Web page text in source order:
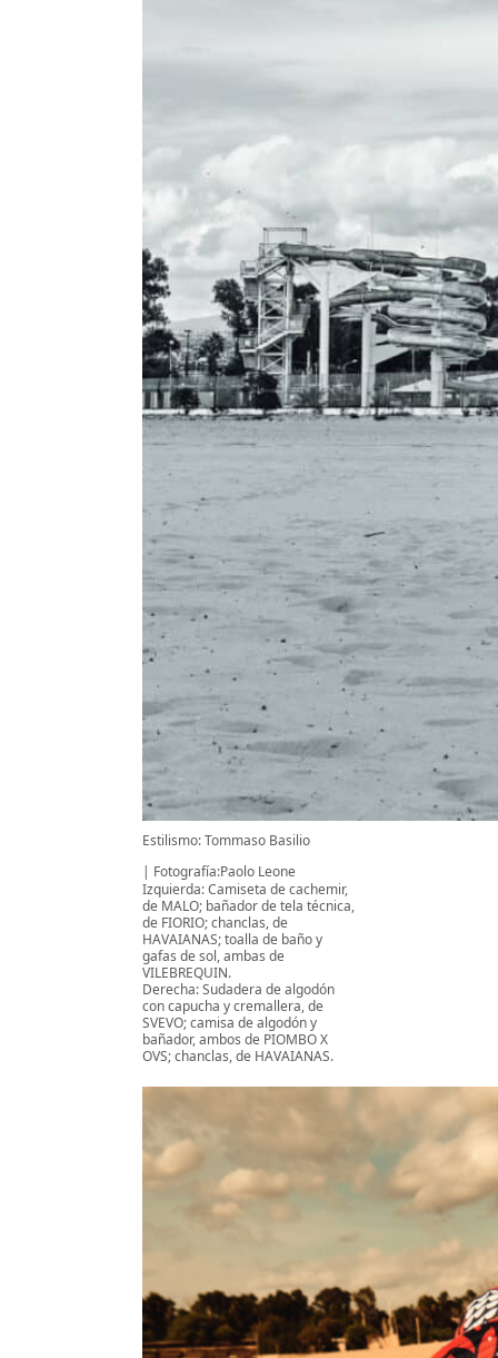
Estilismo: Tommaso Basilio
Fotografía:Paolo Leone
Izquierda: Camiseta de cachemir,
de MALO; bañador de tela técnica,
de FIORIO; chanclas, de
HAVAIANAS; toalla de baño y
gafas de sol, ambas de
VILEBREQUIN.
Derecha: Sudadera de algodón
con capucha y cremallera, de
SVEVO; camisa de algodón y
bañador, ambos de PIOMBO X
OVS; chanclas, de HAVAIANAS.